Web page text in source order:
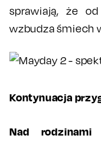
sprawiają, że
wzbudza śmiech
Kontynuacja
Nad rodzinami